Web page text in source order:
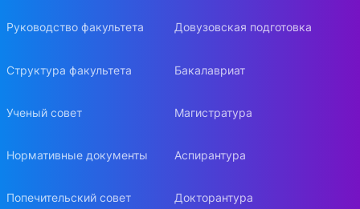
Руководство факультета
Структура факультета
Ученый совет
Нормативные документы
Попечительский совет
Довузовская подготовка
Бакалавриат
Магистратура
Аспирантура
Докторантура